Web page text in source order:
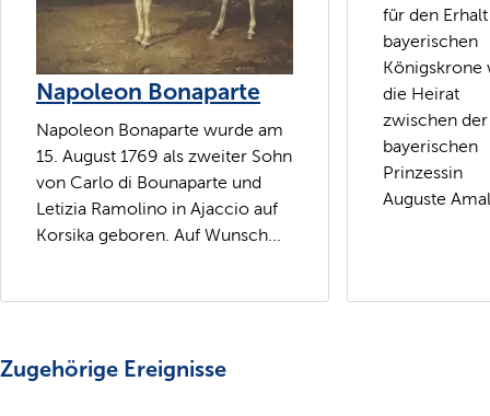
Napoleon Bonaparte
Napoleon Bonaparte wurde am
15. August 1769 als zweiter Sohn
von Carlo di Bounaparte und
Letizia Ramolino in Ajaccio auf
Korsika geboren. Auf Wunsch...
für den
bayerischen
Königskrone
die Heirat
zwischen der
bayerischen
Prinzessin
Auguste
Zugehörige Ereignisse